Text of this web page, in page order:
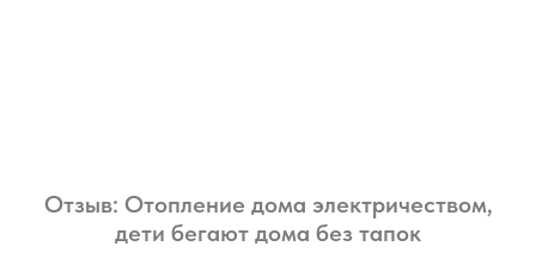
Отзыв: Отопление дома электричеством,
дети бегают дома без тапок